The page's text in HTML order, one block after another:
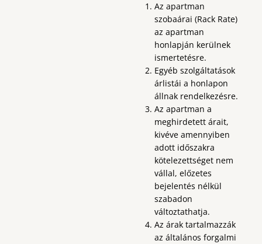
Az apartman
szobaárai (Rack Rate)
az apartman
honlapján kerülnek
ismertetésre.
Egyéb szolgáltatások
árlistái a honlapon
állnak rendelkezésre.
Az apartman a
meghirdetett árait,
kivéve amennyiben
adott időszakra
kötelezettséget nem
vállal, előzetes
bejelentés nélkül
szabadon
változtathatja.
Az árak tartalmazzák
az általános forgalmi